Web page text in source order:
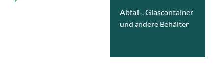
Abfall-, Glascontainer
und andere Behälter